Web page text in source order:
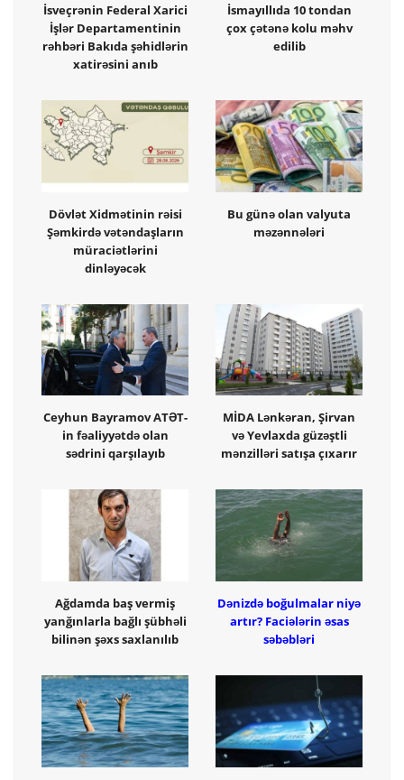
İsveçrənin Federal Xarici
İşlər Departamentinin
rəhbəri Bakıda şəhidlərin
xatirəsini anıb
İsmayıllıda 10 tondan
çox çətənə kolu məhv
edilib
Dövlət Xidmətinin rəisi
Şəmkirdə vətəndaşların
müraciətlərini
dinləyəcək
Bu günə olan valyuta
məzənnələri
Ceyhun Bayramov ATƏT-
in fəaliyyətdə olan
sədrini qarşılayıb
MİDA Lənkəran, Şirvan
və Yevlaxda güzəştli
mənzilləri satışa çıxarır
Ağdamda baş vermiş
yanğınlarla bağlı şübhəli
bilinən şəxs saxlanılıb
Dənizdə boğulmalar niyə
artır? Faciələrin əsas
səbəbləri